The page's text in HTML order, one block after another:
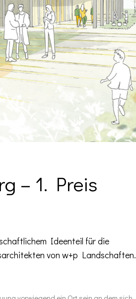
– 1. Preis
Ideenteil für die
von w+p Landschaften.